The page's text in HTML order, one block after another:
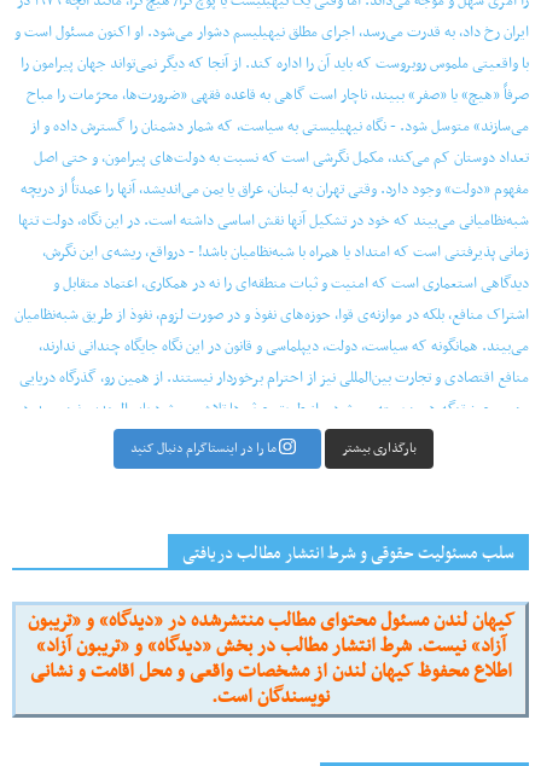
بارگذاری بیشتر ما را در اینستاگرام دنبال کنید
سلب مسئولیت حقوقی و شرط انتشار مطالب دریافتی
کیهان لندن مسئول محتوای مطالب منتشرشده در «دیدگاه» و «تریبون
آزاد» نیست. شرط انتشار مطالب در بخش «دیدگاه» و «تریبون آزاد»
اطلاع محفوظ کیهان لندن از مشخصات واقعی و محل اقامت و نشانی
نویسندگان است.